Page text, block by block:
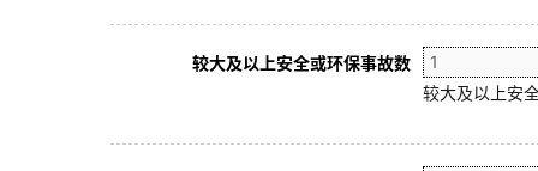
较大及以上安全或环保事故数
较大及以上安